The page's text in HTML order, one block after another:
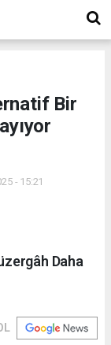
Bir
- 15:21
Daha